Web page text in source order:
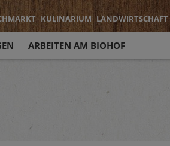
KULINARIUM LANDWIRTSCHAFT
ARBEITEN AM BIOHOF